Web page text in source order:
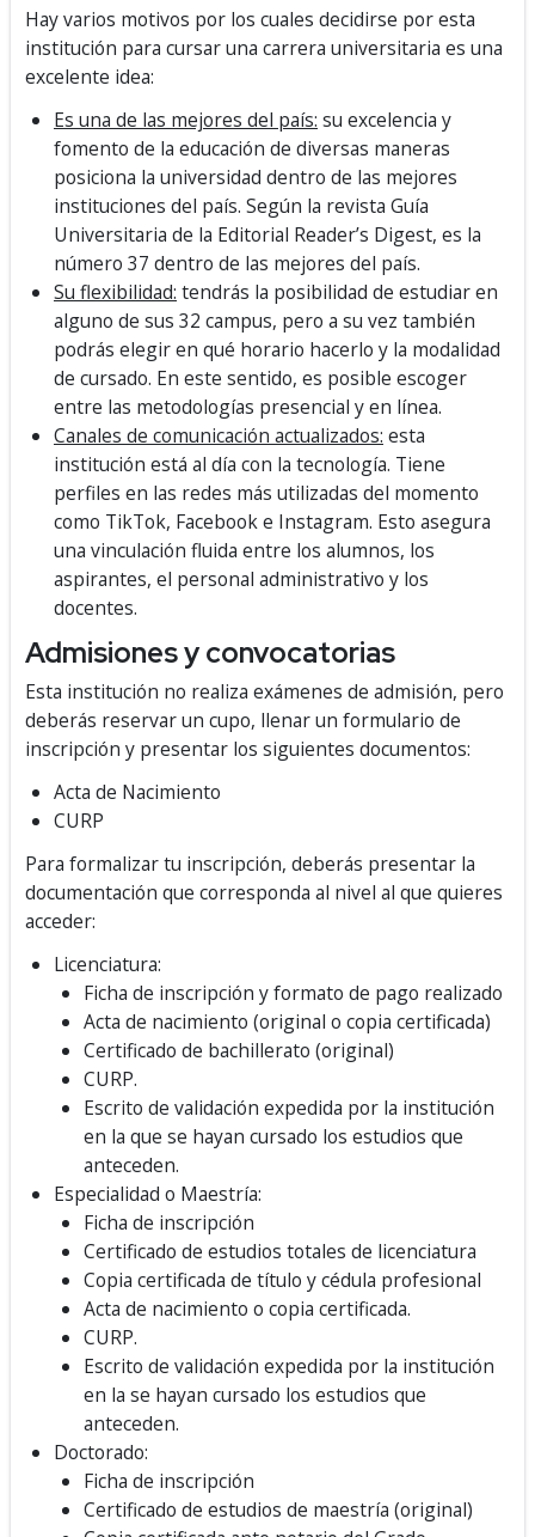
Hay varios motivos por los cuales decidirse por esta
institución para cursar una carrera universitaria es una
excelente idea:
Es una de las mejores del país: su excelencia y
fomento de la educación de diversas maneras
posiciona la universidad dentro de las mejores
instituciones del país. Según la revista Guía
Universitaria de la Editorial Reader’s Digest, es la
número 37 dentro de las mejores del país.
Su flexibilidad: tendrás la posibilidad de estudiar en
alguno de sus 32 campus, pero a su vez también
podrás elegir en qué horario hacerlo y la modalidad
de cursado. En este sentido, es posible escoger
entre las metodologías presencial y en línea.
Canales de comunicación actualizados: esta
institución está al día con la tecnología. Tiene
perfiles en las redes más utilizadas del momento
como TikTok, Facebook e Instagram. Esto asegura
una vinculación fluida entre los alumnos, los
aspirantes, el personal administrativo y los
docentes.
Admisiones y convocatorias
Esta institución no realiza exámenes de admisión, pero
deberás reservar un cupo, llenar un formulario de
inscripción y presentar los siguientes documentos:
Acta de Nacimiento
CURP
Para formalizar tu inscripción, deberás presentar la
documentación que corresponda al nivel al que quieres
acceder:
Licenciatura:
Ficha de inscripción y formato de pago realizado
Acta de nacimiento (original o copia certificada)
Certificado de bachillerato (original)
CURP.
Escrito de validación expedida por la institución
en la que se hayan cursado los estudios que
anteceden.
Especialidad o Maestría:
Ficha de inscripción
Certificado de estudios totales de licenciatura
Copia certificada de título y cédula profesional
Acta de nacimiento o copia certificada.
CURP.
Escrito de validación expedida por la institución
en la se hayan cursado los estudios que
anteceden.
Doctorado:
Ficha de inscripción
Certificado de estudios de maestría (original)